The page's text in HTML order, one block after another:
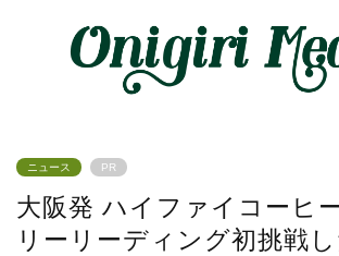
ニュース PR
大阪発 ハイファイコーヒ
リーリーディング初挑戦